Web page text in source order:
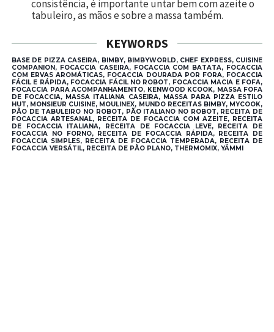
consistência, é importante untar bem com azeite o
tabuleiro, as mãos e sobre a massa também.
KEYWORDS
BASE DE PIZZA CASEIRA, BIMBY, BIMBYWORLD, CHEF EXPRESS, CUISINE
COMPANION, FOCACCIA CASEIRA, FOCACCIA COM BATATA, FOCACCIA
COM ERVAS AROMÁTICAS, FOCACCIA DOURADA POR FORA, FOCACCIA
FÁCIL E RÁPIDA, FOCACCIA FÁCIL NO ROBOT, FOCACCIA MACIA E FOFA,
FOCACCIA PARA ACOMPANHAMENTO, KENWOOD KCOOK, MASSA FOFA
DE FOCACCIA, MASSA ITALIANA CASEIRA, MASSA PARA PIZZA ESTILO
HUT, MONSIEUR CUISINE, MOULINEX, MUNDO RECEITAS BIMBY, MYCOOK,
PÃO DE TABULEIRO NO ROBOT, PÃO ITALIANO NO ROBOT, RECEITA DE
FOCACCIA ARTESANAL, RECEITA DE FOCACCIA COM AZEITE, RECEITA
DE FOCACCIA ITALIANA, RECEITA DE FOCACCIA LEVE, RECEITA DE
FOCACCIA NO FORNO, RECEITA DE FOCACCIA RÁPIDA, RECEITA DE
FOCACCIA SIMPLES, RECEITA DE FOCACCIA TEMPERADA, RECEITA DE
FOCACCIA VERSÁTIL, RECEITA DE PÃO PLANO, THERMOMIX, YÄMMI